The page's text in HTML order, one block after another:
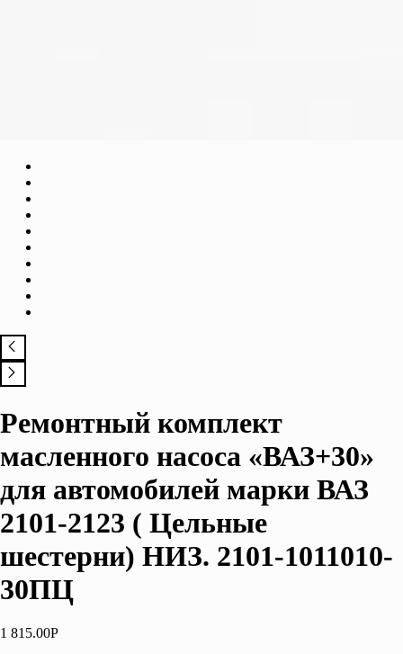
Ремонтный комплект
масленного насоса «ВАЗ+30»
для автомобилей марки ВАЗ
2101-2123 ( Цельные
шестерни) НИЗ. 2101-1011010-
30ПЦ
1 815.00Р